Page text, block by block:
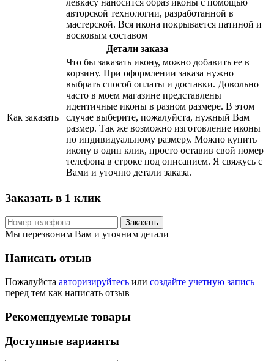
левкасу наносится образ иконы с помощью
авторской технологии, разработанной в
мастерской. Вся икона покрывается патиной и
восковым составом
Детали заказа
Как заказать
Что бы заказать икону, можно добавить ее в
корзину. При оформлении заказа нужно
выбрать способ оплаты и доставки. Довольно
часто в моем магазине представлены
идентичные иконы в разном размере. В этом
случае выберите, пожалуйста, нужный Вам
размер. Так же возможно изготовление иконы
по индивидуальному размеру. Можно купить
икону в один клик, просто оставив свой номер
телефона в строке под описанием. Я свяжусь с
Вами и уточню детали заказа.
Заказать в 1 клик
Заказать
Мы перезвоним Вам и уточним детали
Написать отзыв
Пожалуйста авторизируйтесь или создайте учетную запись
перед тем как написать отзыв
Рекомендуемые товары
Доступные варианты